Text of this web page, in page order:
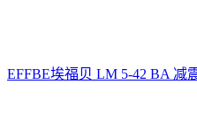
EFFBE埃福贝 LM 5-42 BA 减